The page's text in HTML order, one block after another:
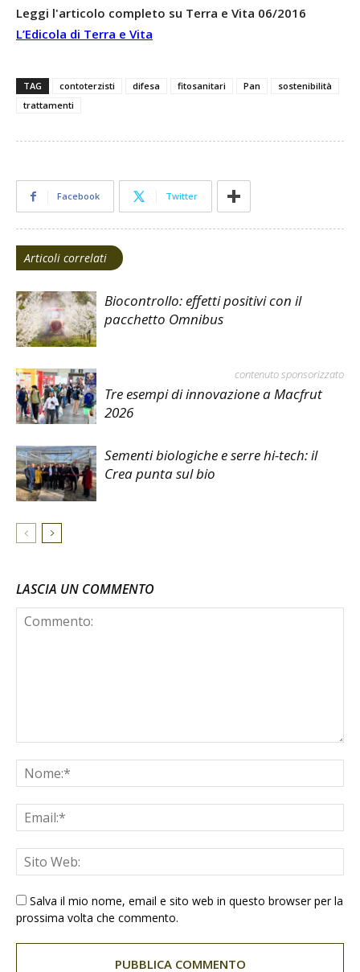
Leggi l'articolo completo su Terra e Vita 06/2016
L’Edicola di Terra e Vita
TAG contoterzisti difesa fitosanitari Pan
sostenibilità
trattamenti
Facebook Twitter
Articoli correlati
Biocontrollo: effetti positivi con il
pacchetto Omnibus
contenuto sponsorizzato
Tre esempi di innovazione a Macfrut
2026
Sementi biologiche e serre hi-tech: il
Crea punta sul bio
LASCIA UN COMMENTO
Salva il mio nome, email e sito web in questo browser per la
prossima volta che commento.